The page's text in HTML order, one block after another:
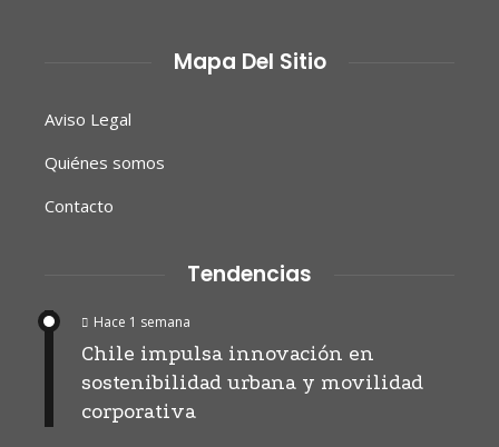
Mapa Del Sitio
Aviso Legal
Quiénes somos
Contacto
Tendencias
Hace 1 semana
Chile impulsa innovación en
sostenibilidad urbana y movilidad
corporativa